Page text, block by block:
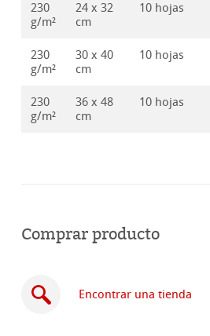
230
g/m²
24 x 32
cm
10 hojas
230
g/m²
30 x 40
cm
10 hojas
230
g/m²
36 x 48
cm
10 hojas
Comprar producto
Encontrar una tienda